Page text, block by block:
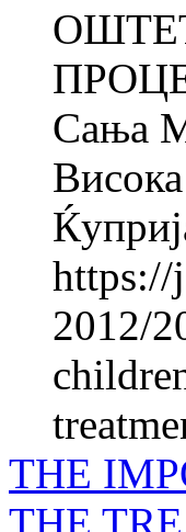
Сања
https://
2012/
THE
THE